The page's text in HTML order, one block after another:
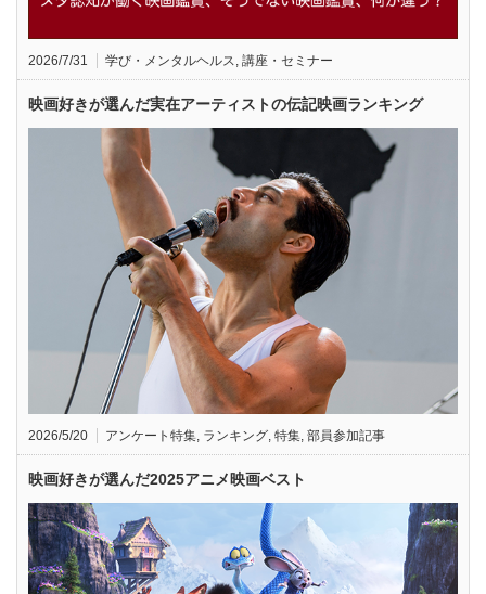
2026/7/31 学び・メンタルヘルス 講座・セミナー
映画好きが選んだ実在アーティストの伝記映画ランキング
2026/5/20 アンケート特集 ランキング 特集 部員参加記事
映画好きが選んだ2025アニメ映画ベスト